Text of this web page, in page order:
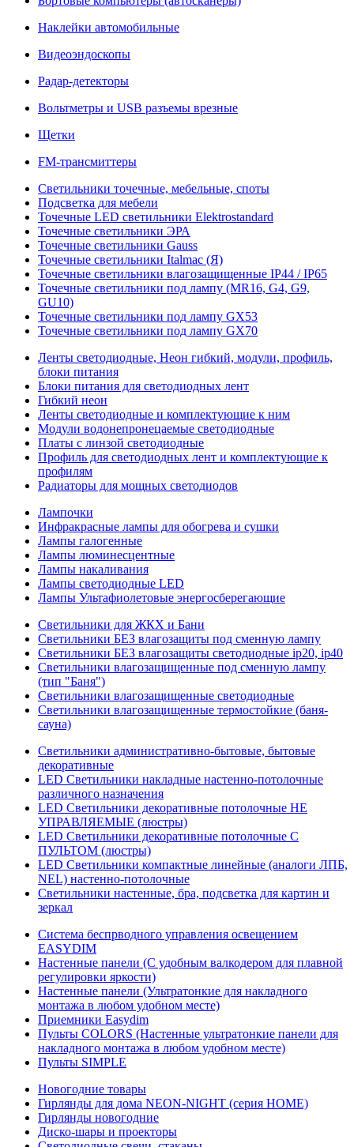
Наклейки автомобильные
Видеоэндоскопы
Радар-детекторы
Вольтметры и USB разъемы врезные
Щетки
FM-трансмиттеры
Светильники точечные, мебельные, споты
Подсветка для мебели
Точечные LED светильники Elektrostandard
Точечные светильники ЭРА
Точечные светильники Gauss
Точечные светильники Italmac (Я)
Точечные светильники влагозащищенные IP44 / IP65
Точечные светильники под лампу (MR16, G4, G9,
GU10)
Точечные светильники под лампу GX53
Точечные светильники под лампу GX70
Ленты светодиодные, Неон гибкий, модули, профиль,
блоки питания
Блоки питания для светодиодных лент
Гибкий неон
Ленты светодиодные и комплектующие к ним
Модули водонепронецаемые светодиодные
Платы с линзой светодиодные
Профиль для светодиодных лент и комплектующие к
профилям
Радиаторы для мощных светодиодов
Лампочки
Инфракрасные лампы для обогрева и сушки
Лампы галогенные
Лампы люминесцентные
Лампы накаливания
Лампы светодиодные LED
Лампы Ультафиолетовые энергосберегающие
Светильники для ЖКХ и Бани
Светильники БЕЗ влагозащиты под сменную лампу
Светильники БЕЗ влагозащиты светодиодные ip20, ip40
Светильники влагозащищенные под сменную лампу
(тип "Баня")
Светильники влагозащищенные светодиодные
Светильники влагозащищенные термостойкие (баня-
сауна)
Светильники административно-бытовые, бытовые
декоративные
LED Cветильники накладные настенно-потолочные
различного назначения
LED Светильники декоративные потолочные НЕ
УПРАВЛЯЕМЫЕ (люстры)
LED Светильники декоративные потолочные С
ПУЛЬТОМ (люстры)
LED Светильники компактные линейные (аналоги ЛПБ,
NEL) настенно-потолочные
Светильники настенные, бра, подсветка для картин и
зеркал
Система беспрводного управления освещением
EASYDIM
Настенные панели (С удобным валкодером для плавной
регулировки яркости)
Настенные панели (Ультратонкие для накладного
монтажа в любом удобном месте)
Приемники Easydim
Пульты COLORS (Настенные ультратонкие панели для
накладного монтажа в любом удобном месте)
Пульты SIMPLE
Новогодние товары
Гирлянды для дома NEON-NIGHT (серия HOME)
Гирлянды новогодние
Диско-шары и проекторы